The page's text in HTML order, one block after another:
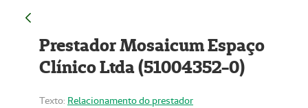
Prestador Mosaicum Espaço
Clínico Ltda (51004352-0)
Texto: Relacionamento do prestador